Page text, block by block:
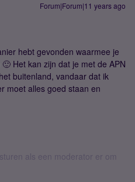
Forum|Forum|11 years ago
hebt gevonden waarmee je
Het kan zijn dat je met de APN
buitenland, vandaar dat ik
moet alles goed staan en
als een moderator er om